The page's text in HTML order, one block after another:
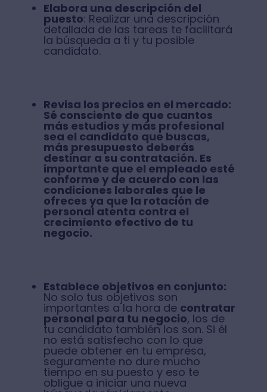
Elabora una descripción del
puesto: Realizar una descripción
detallada de las tareas te facilitará
la búsqueda a ti y tu posible
candidato.
Revisa los precios en el mercado:
Sé consciente de que cuantos
más estudios y más profesional
sea el candidato que buscas,
más presupuesto deberás
destinar a su contratación. Es
importante que el empleado esté
conforme y de acuerdo con las
condiciones laborales que le
ofreces ya que la rotación de
personal atenta contra el
crecimiento efectivo de tu
negocio.
Establece objetivos en conjunto:
No solo tus objetivos son
importantes a la hora de contratar
personal para tu negocio, los de
tu candidato también los son. Si él
no está satisfecho con lo que
puede obtener en tu empresa,
seguramente no dure mucho
tiempo en su puesto y eso te
obligue a iniciar una nueva